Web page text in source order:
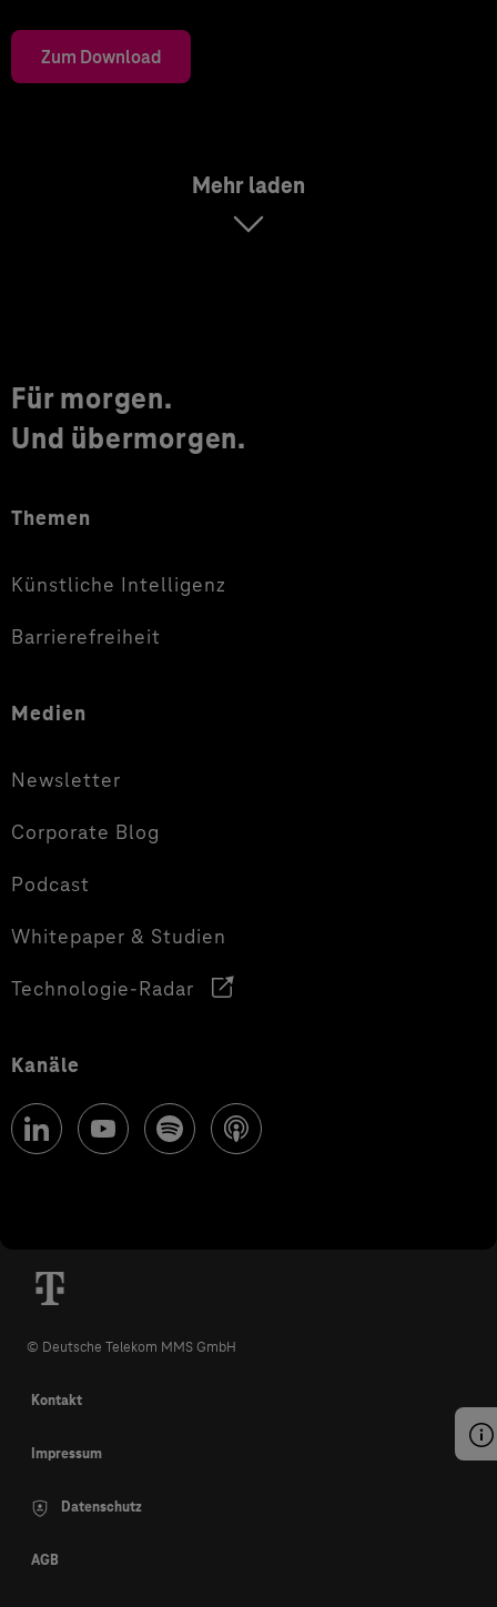
Zum Download
Mehr laden
Für morgen.
Und übermorgen.
Themen
Künstliche Intelligenz
Barrierefreiheit
Medien
Newsletter
Corporate Blog
Podcast
Whitepaper & Studien
Technologie-Radar
Kanäle
© Deutsche Telekom MMS GmbH
Kontakt
Impressum
Datenschutz
AGB